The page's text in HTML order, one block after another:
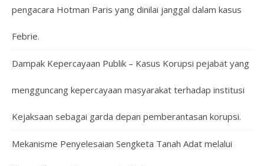
pengacara Hotman Paris yang dinilai janggal dalam kasus
Febrie.
Dampak Kepercayaan Publik – Kasus Korupsi pejabat yang
mengguncang kepercayaan masyarakat terhadap institusi
Kejaksaan sebagai garda depan pemberantasan korupsi.
Mekanisme Penyelesaian Sengketa Tanah Adat melalui